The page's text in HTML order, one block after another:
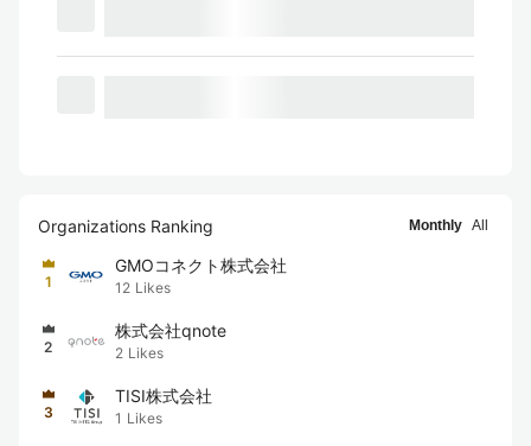
Organizations Ranking Monthly All
1
GMOコネクト株式会社
12 Likes
2
株式会社qnote
2 Likes
3
TISI株式会社
1 Likes